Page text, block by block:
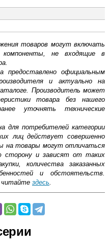
товаров могут включать
компоненты, не входящие в
предоставлено официальным
и актуально на
Производитель может
товара без нашего
уточнять технические
для потребителей категории
лиц действует совершенно
на товары могут отличаться
и зависят от таких
количества заказанных
и обстоятельств.
читайте здесь.